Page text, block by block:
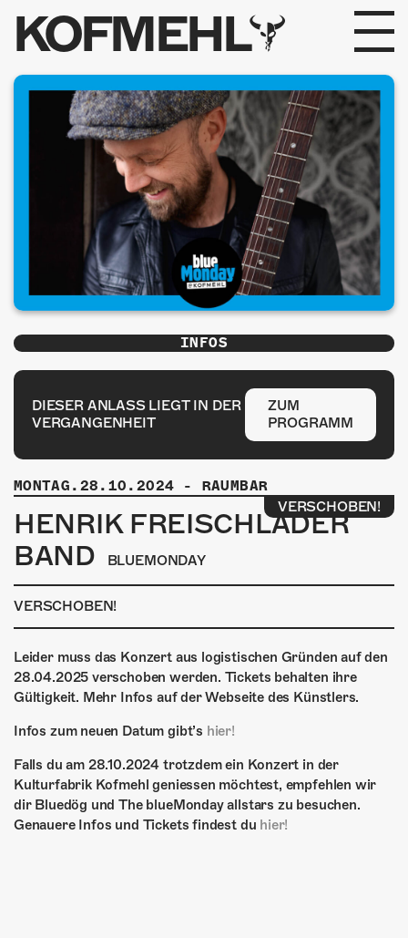
KOFMEHL
PROGRAMM
FABRIKGEFLÜSTER
GALERIE
FOTOGALERIE
PHOTOMAT
INFOS
KONTAKT
ÜBER UNS
SHOP
MITMACHEN
INFOS
DIESER ANLASS LIEGT IN DER
VERGANGENHEIT
ZUM
PROGRAMM
MONTAG.28.10.2024 - RAUMBAR
HENRIK FREISCHLADER
BAND
BLUEMONDAY
VERSCHOBEN!
VERSCHOBEN!
Leider muss das Konzert aus logistischen Gründen auf den
28.04.2025 verschoben werden. Tickets behalten ihre
Gültigkeit. Mehr Infos auf der Webseite des Künstlers.
Infos zum neuen Datum gibt’s hier!
Falls du am 28.10.2024 trotzdem ein Konzert in der
Kulturfabrik Kofmehl geniessen möchtest, empfehlen wir
dir Bluedög und The blueMonday allstars zu besuchen.
Genauere Infos und Tickets findest du hier!